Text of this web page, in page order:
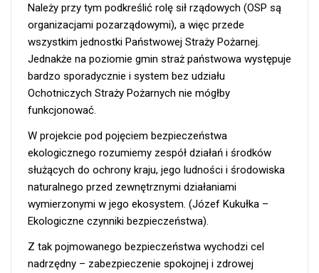
Należy przy tym podkreślić rolę sił rządowych (OSP są
organizacjami pozarządowymi), a więc przede
wszystkim jednostki Państwowej Straży Pożarnej.
Jednakże na poziomie gmin straż państwowa występuje
bardzo sporadycznie i system bez udziału
Ochotniczych Straży Pożarnych nie mógłby
funkcjonować.
W projekcie pod pojęciem bezpieczeństwa
ekologicznego rozumiemy zespół działań i środków
służących do ochrony kraju, jego ludności i środowiska
naturalnego przed zewnętrznymi działaniami
wymierzonymi w jego ekosystem. (Józef Kukułka –
Ekologiczne czynniki bezpieczeństwa).
Z tak pojmowanego bezpieczeństwa wychodzi cel
nadrzędny – zabezpieczenie spokojnej i zdrowej